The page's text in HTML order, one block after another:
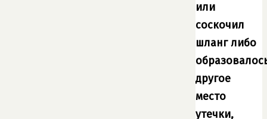
или
соскочил
шланг либо
другое
место
утечки,